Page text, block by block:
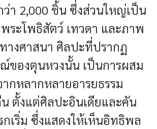
า 2,000 ชิ้น ซึ่งส่วนใหญ่เป็น
ระโพธิสัตว์ เทวดา และภาพ
งศาสนา ศิลปะที่ปรากฏ
ของตุนหวงนั้น เป็นการผสม
กหลากหลายอารยธรรม
ตั้งแต่ศิลปะอินเดียและคัน
กเริ่ม ซึ่งแสดงให้เห็นอิทธิพล